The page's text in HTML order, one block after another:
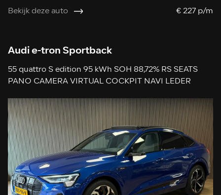
Bekijk deze auto € 227 p/m
Audi e-tron Sportback
55 quattro S edition 95 kWh SOH 88,72% RS SEATS
PANO CAMERA VIRTUAL COCKPIT NAVI LEDER